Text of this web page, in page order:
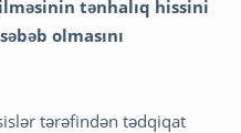
tənhalıq hissini
olmasını
tərəfindən tədqiqat